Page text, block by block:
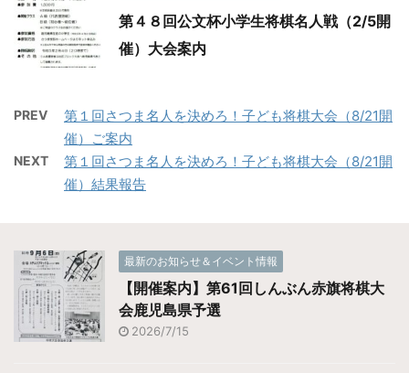
第４８回公文杯小学生将棋名人戦（2/5開
催）大会案内
PREV
第１回さつま名人を決めろ！子ども将棋大会（8/21開
催）ご案内
NEXT
第１回さつま名人を決めろ！子ども将棋大会（8/21開
催）結果報告
最新のお知らせ＆イベント情報
【開催案内】第61回しんぶん赤旗将棋大
会鹿児島県予選
2026/7/15